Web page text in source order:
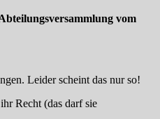
vom
Leider scheint das nur so!
Recht (das darf sie